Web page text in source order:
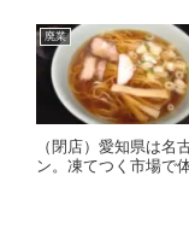
廃業
（閉店）愛知県は名
ン。凍てつく市場で